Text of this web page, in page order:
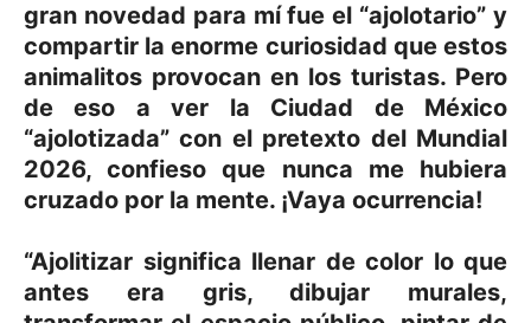
gran novedad para mí fue el “ajolotario” y
compartir la enorme curiosidad que estos
animalitos provocan en los turistas. Pero
de eso a ver la Ciudad de México
“ajolotizada” con el pretexto del Mundial
2026, confieso que nunca me hubiera
cruzado por la mente. ¡Vaya ocurrencia!
“Ajolitizar significa llenar de color lo que
antes era gris, dibujar murales,